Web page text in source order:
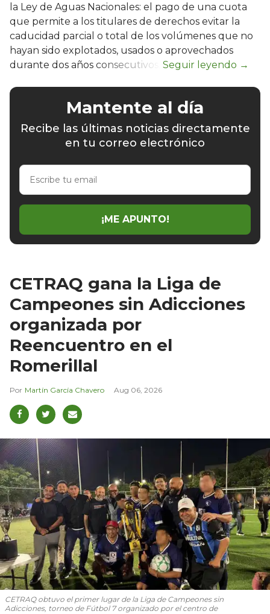
la Ley de Aguas Nacionales: el pago de una cuota
que permite a los titulares de derechos evitar la
caducidad parcial o total de los volúmenes que no
hayan sido explotados, usados o aprovechados
durante dos años consecutivos.
Mantente al día
Recibe las últimas noticias directamente
en tu correo electrónico
Escribe
email
¡ME APUNTO!
CETRAQ gana la Liga de
Campeones sin Adicciones
organizada por
Reencuentro en el
Romerillal
Martín García Chavero Aug 06, 2026
CETRAQ obtuvo el primer lugar de la Liga de Campeones sin
Adicciones, torneo de Fútbol 7 organizado por el centro de